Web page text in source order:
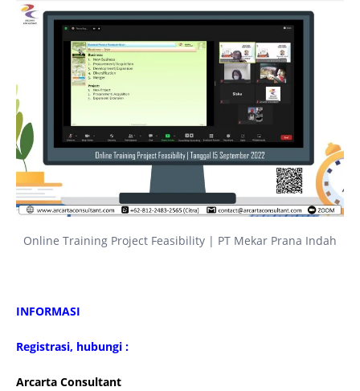
Online Training Project Feasibility | PT Mekar Prana Indah
INFORMASI
Registrasi, hubungi :
Arcarta Consultant